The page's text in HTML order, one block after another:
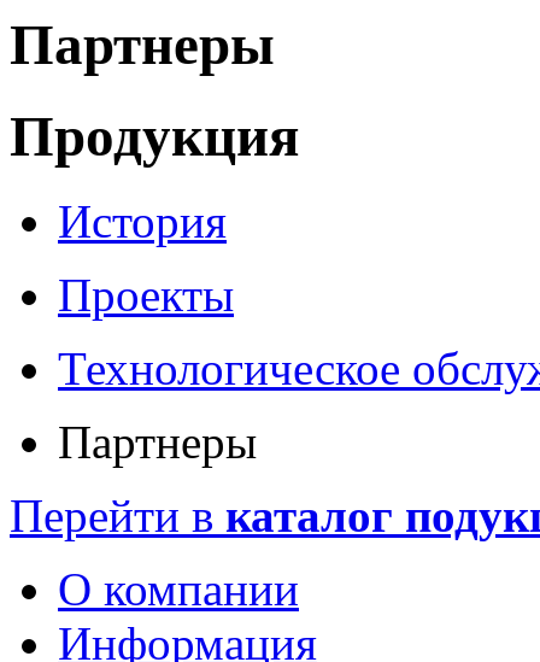
Партнеры
Продукция
История
Проекты
Технологическое
Партнеры
Перейти в каталог
О компании
Информация